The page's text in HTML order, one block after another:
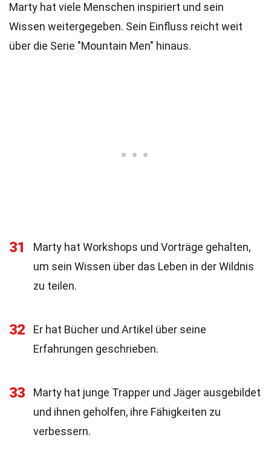
Marty hat viele Menschen inspiriert und sein
Wissen weitergegeben. Sein Einfluss reicht weit
über die Serie "Mountain Men" hinaus.
31
Marty hat Workshops und Vorträge gehalten,
um sein Wissen über das Leben in der Wildnis
zu teilen.
32
Er hat Bücher und Artikel über seine
Erfahrungen geschrieben.
33
Marty hat junge Trapper und Jäger ausgebildet
und ihnen geholfen, ihre Fähigkeiten zu
verbessern.